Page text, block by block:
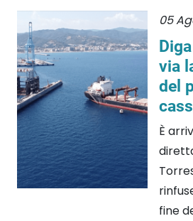
05
via
del
È
fine